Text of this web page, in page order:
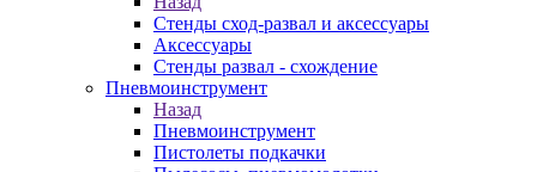
Стенды сход-развал и аксессуары
Аксессуары
Стенды развал - схождение
Пневмоинструмент
Назад
Пневмоинструмент
Пистолеты подкачки